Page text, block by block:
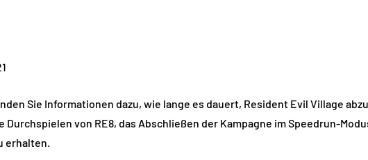
Sie Informationen dazu, wie lange es dauert, Resident Evil Village
von RE8, das Abschließen der Kampagne im Speedrun-
erhalten.